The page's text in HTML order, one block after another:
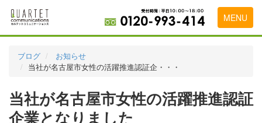
MENU
料金表
実績・お客様の声
初めて導入をお考えの方
ブログ
お知らせ
当社が名古屋市女性の活躍推進認証企・・・
当社が名古屋市女性の活躍推進認証
企業となりました